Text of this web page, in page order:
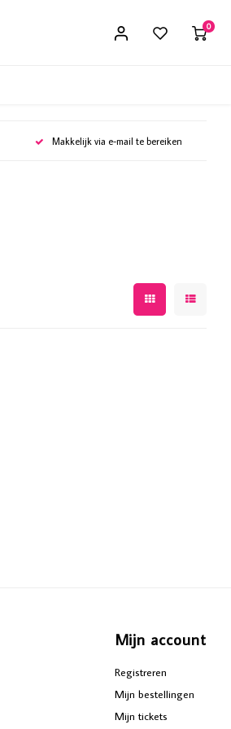
0
Makkelijk via e-mail te bereiken
Mijn account
Registreren
Mijn bestellingen
Mijn tickets